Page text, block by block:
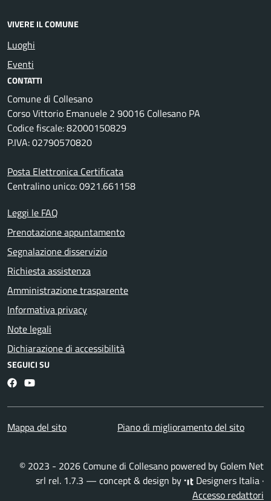
VIVERE IL COMUNE
Luoghi
Eventi
CONTATTI
Comune di Collesano
Corso Vittorio Emanuele 2 90016 Collesano PA
Codice fiscale: 82000150829
P.IVA: 02790570820
Posta Elettronica Certificata
Centralino unico: 0921.661158
Leggi le FAQ
Prenotazione appuntamento
Segnalazione disservizio
Richiesta assistenza
Amministrazione trasparente
Informativa privacy
Note legali
Dichiarazione di accessibilità
SEGUICI SU
FacebookYouTube
Mappa del sito Piano di miglioramento del sito
© 2023 - 2026 Comune di Collesano powered by Golem Net
srl rel. 1.7.3 — concept & design by Designers Italia ·
Accesso redattori